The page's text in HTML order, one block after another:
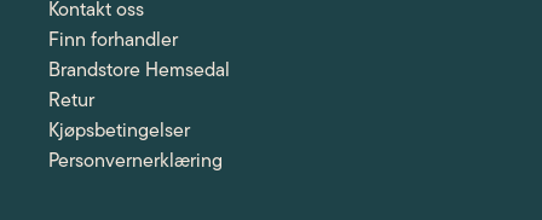
Kontakt oss
Finn forhandler
Brandstore Hemsedal
Retur
Kjøpsbetingelser
Personvernerklæring